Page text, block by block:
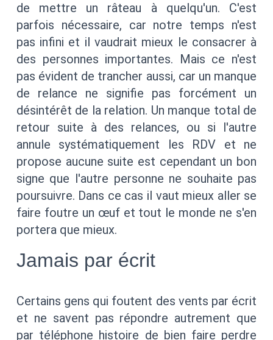
de mettre un râteau à quelqu'un. C'est
parfois nécessaire, car notre temps n'est
pas infini et il vaudrait mieux le consacrer à
des personnes importantes. Mais ce n'est
pas évident de trancher aussi, car un manque
de relance ne signifie pas forcément un
désintérêt de la relation. Un manque total de
retour suite à des relances, ou si l'autre
annule systématiquement les RDV et ne
propose aucune suite est cependant un bon
signe que l'autre personne ne souhaite pas
poursuivre. Dans ce cas il vaut mieux aller se
faire foutre un œuf et tout le monde ne s'en
portera que mieux.
Jamais par écrit
Certains gens qui foutent des vents par écrit
et ne savent pas répondre autrement que
par téléphone histoire de bien faire perdre